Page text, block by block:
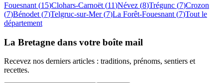
Fouesnant (15)Clohars-Carnoët (11)Névez (8)Trégunc (7)Crozon
(7)Bénodet (7)Telgruc-sur-Mer(7)La Forêt-Fouesnant (7)Tout le
département
La Bretagne dans votre boîte mail
Recevez nos derniers articles : traditions, prénoms, sentiers et
recettes.